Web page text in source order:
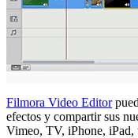
Filmora Video Editor
efectos y compartir sus
Vimeo, TV, iPhone, iPad,